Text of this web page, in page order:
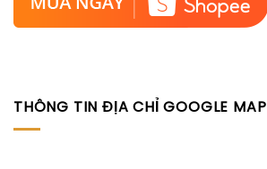
THÔNG TIN ĐỊA CHỈ GOOGLE MAP